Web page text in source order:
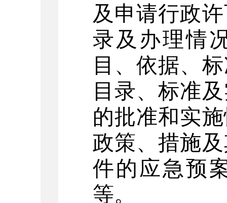
及申请行政
录及办理情
目、依据、
目录、标准
的批准和实
政策、措施
件的应急预
等。